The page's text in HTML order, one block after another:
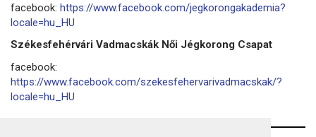
facebook: https://www.facebook.com/jegkorongakademia?
locale=hu_HU
Székesfehérvári Vadmacskák Női Jégkorong Csapat
facebook:
https://www.facebook.com/szekesfehervarivadmacskak/?
locale=hu_HU